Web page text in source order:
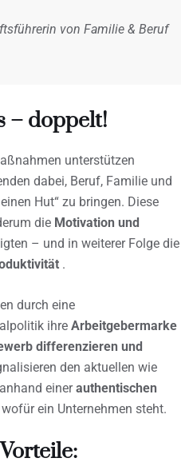
von Familie & Beruf
– doppelt!
unterstützen
dabei, Beruf, Familie und
Hut“ zu bringen. Diese
die Motivation und
– und in weiterer Folge die
.
durch eine
ihre Arbeitgebermarke
differenzieren und
den aktuellen wie
einerauthentischen
wofür ein Unternehmen steht.